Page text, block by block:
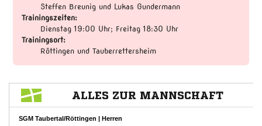
Steffen Breunig und Lukas Gundermann
Trainingszeiten:
Dienstag 19:00 Uhr; Freitag 18:30 Uhr
Trainingsort:
Röttingen und Tauberrettersheim